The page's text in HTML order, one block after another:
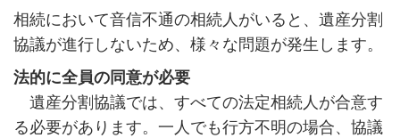
相続において音信不通の相続人がいると、遺産分割
協議が進行しないため、様々な問題が発生します。
法的に全員の同意が必要
遺産分割協議では、すべての法定相続人が合意す
る必要があります。一人でも行方不明の場合、協議